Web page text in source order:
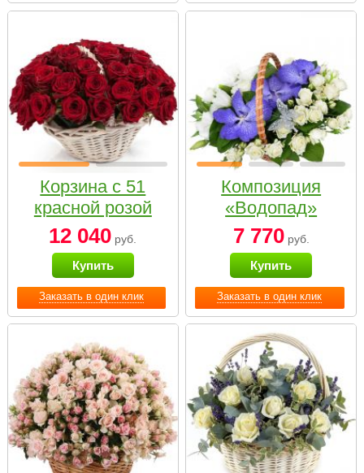
Заказать в один клик
Корзина с 51
красной розой
12 040 руб.
Купить
Заказать в один клик
Композиция
«Водопад»
7 770руб.
Купить